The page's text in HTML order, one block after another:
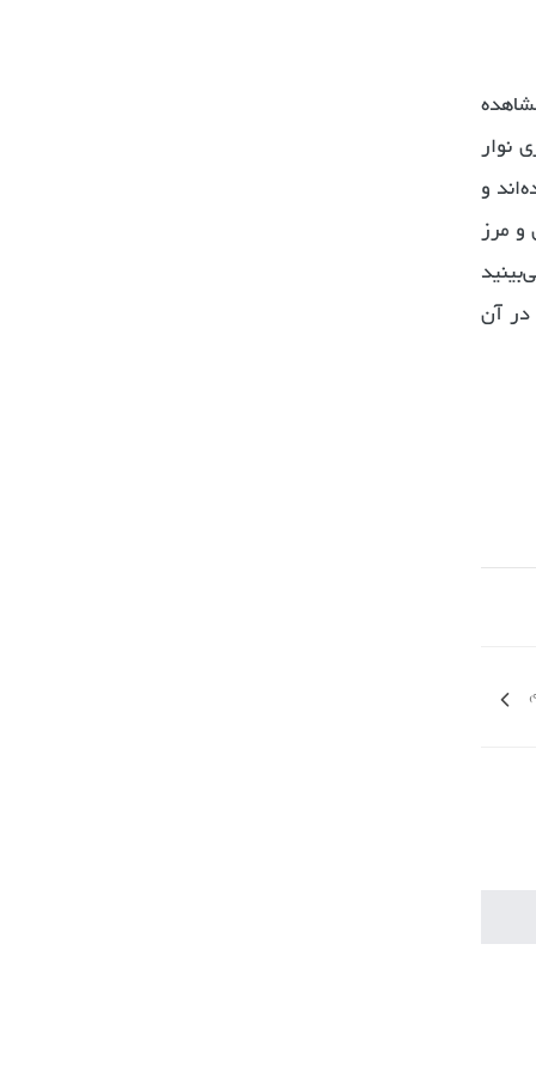
مشاهده
نوار
و
و مرز
در آن